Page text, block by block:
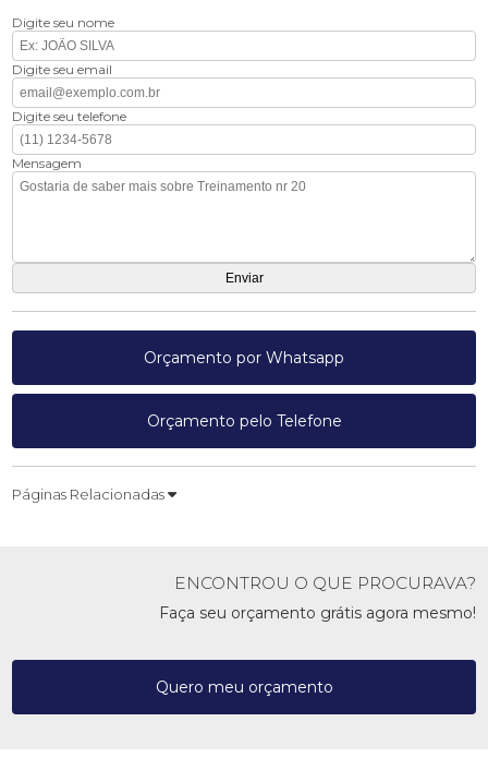
Digite seu nome
Digite seu email
Digite seu telefone
Mensagem
Orçamento por Whatsapp
Orçamento pelo Telefone
Páginas Relacionadas
ENCONTROU O QUE PROCURAVA?
Faça seu orçamento grátis agora mesmo!
Quero meu orçamento